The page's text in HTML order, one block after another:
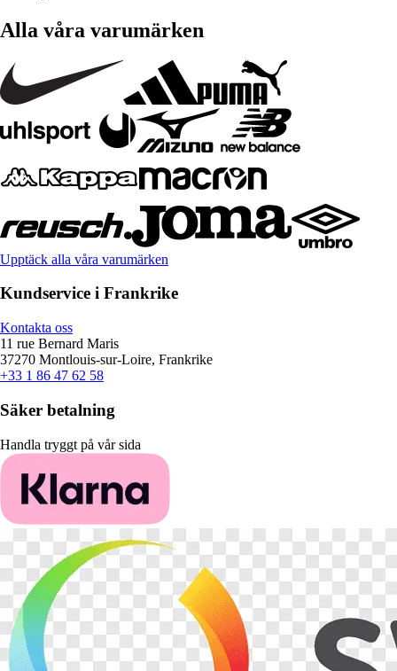
Alla våra varumärken
Upptäck alla våra varumärken
Kundservice i Frankrike
Kontakta oss
11 rue Bernard Maris
37270 Montlouis-sur-Loire, Frankrike
+33 1 86 47 62 58
Säker betalning
Handla tryggt på vår sida